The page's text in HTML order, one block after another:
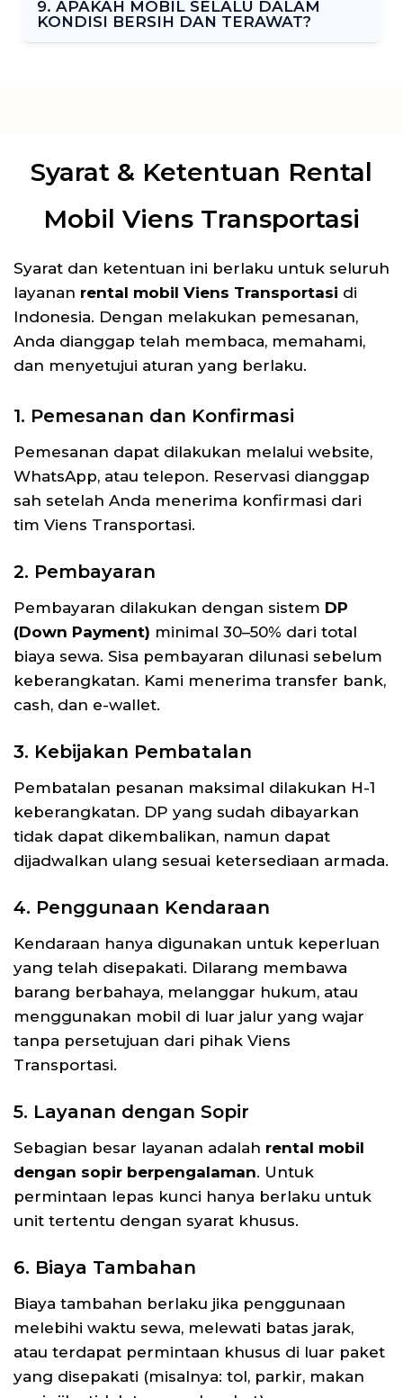
9. APAKAH MOBIL SELALU DALAM
KONDISI BERSIH DAN TERAWAT?
Syarat & Ketentuan Rental
Mobil Viens Transportasi
Syarat dan ketentuan ini berlaku untuk seluruh
layanan rental mobil Viens Transportasi di
Indonesia. Dengan melakukan pemesanan,
Anda dianggap telah membaca, memahami,
dan menyetujui aturan yang berlaku.
1. Pemesanan dan Konfirmasi
Pemesanan dapat dilakukan melalui website,
WhatsApp, atau telepon. Reservasi dianggap
sah setelah Anda menerima konfirmasi dari
tim Viens Transportasi.
2. Pembayaran
Pembayaran dilakukan dengan sistem DP
(Down Payment) minimal 30–50% dari total
biaya sewa. Sisa pembayaran dilunasi sebelum
keberangkatan. Kami menerima transfer bank,
cash, dan e-wallet.
3. Kebijakan Pembatalan
Pembatalan pesanan maksimal dilakukan H-1
keberangkatan. DP yang sudah dibayarkan
tidak dapat dikembalikan, namun dapat
dijadwalkan ulang sesuai ketersediaan armada.
4. Penggunaan Kendaraan
Kendaraan hanya digunakan untuk keperluan
yang telah disepakati. Dilarang membawa
barang berbahaya, melanggar hukum, atau
menggunakan mobil di luar jalur yang wajar
tanpa persetujuan dari pihak Viens
Transportasi.
5. Layanan dengan Sopir
Sebagian besar layanan adalah rental mobil
dengan sopir berpengalaman. Untuk
permintaan lepas kunci hanya berlaku untuk
unit tertentu dengan syarat khusus.
6. Biaya Tambahan
Biaya tambahan berlaku jika penggunaan
melebihi waktu sewa, melewati batas jarak,
atau terdapat permintaan khusus di luar paket
yang disepakati (misalnya: tol, parkir, makan